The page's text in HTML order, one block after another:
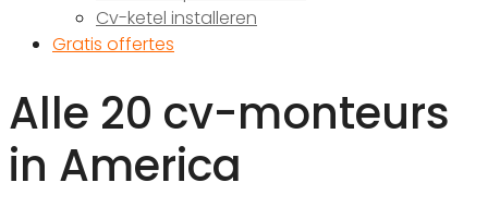
Cv-ketel installeren
Gratis offertes
Alle 20 cv-monteurs
in America